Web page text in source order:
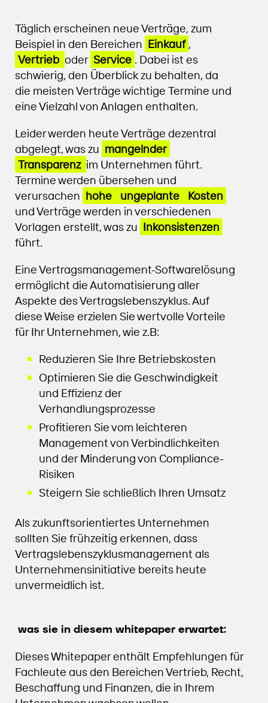
Täglich erscheinen neue Verträge,zum
Beispiel in den Bereichen Einkauf ,
Vertrieb oder Service . Dabei ist es
schwierig, den Überblick zu behalten, da
die meisten Verträge wichtige Termine und
eine Vielzahl von Anlagen enthalten.
Leider werden heute Verträge dezentral
abgelegt, was zu mangelnder
Transparenz im Unternehmen führt.
Termine werden übersehen und
verursachen hohe ungeplante
Kosten
und Verträge werden in verschiedenen
Vorlagen erstellt, was zu Inkonsistenzen
führt.
Eine Vertragsmanagement-Softwarelösung
ermöglicht die Automatisierung aller
Aspekte des Vertragslebenszyklus. Auf
diese Weise erzielen Sie wertvolle Vorteile
für Ihr Unternehmen, wie z.B:
Reduzieren Sie Ihre Betriebskosten
Optimieren Sie die Geschwindigkeit
und Effizienz der
Verhandlungsprozesse
Profitieren Sie vom leichteren
Management von Verbindlichkeiten
und der Minderung von Compliance-
Risiken
Steigern Sie schließlich Ihren Umsatz
Als zukunftsorientiertes Unternehmen
sollten Sie frühzeitig erkennen, dass
Vertragslebenszyklusmanagement als
Unternehmensinitiative bereits heute
unvermeidlich ist.
was sie in diesem whitepaper erwartet:
Dieses Whitepaper enthält Empfehlungen für
Fachleute aus den Bereichen Vertrieb, Recht,
Beschaffung und Finanzen, die in Ihrem